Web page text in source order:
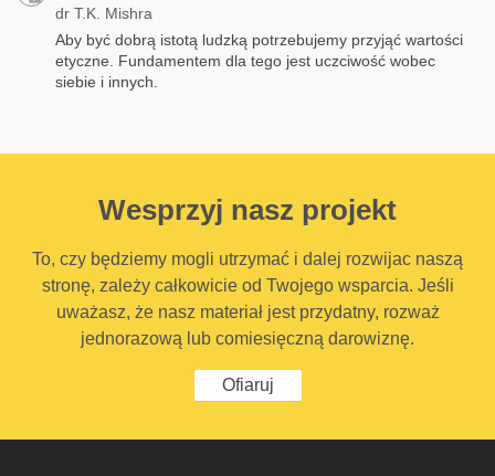
dr T.K. Mishra
Aby być dobrą istotą ludzką potrzebujemy przyjąć wartości
etyczne. Fundamentem dla tego jest uczciwość wobec
siebie i innych.
Wesprzyj nasz projekt
To, czy będziemy mogli utrzymać i dalej rozwijac naszą
stronę, zależy całkowicie od Twojego wsparcia. Jeśli
uważasz, że nasz materiał jest przydatny, rozważ
jednorazową lub comiesięczną darowiznę.
Ofiaruj